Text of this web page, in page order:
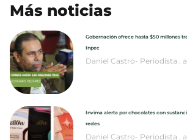
Más noticias
Gobernación ofrece hasta $50 millones
Inpec
Daniel Castro- Periodista
Invima alerta por chocolates con
redes
Daniel Castro- Periodista